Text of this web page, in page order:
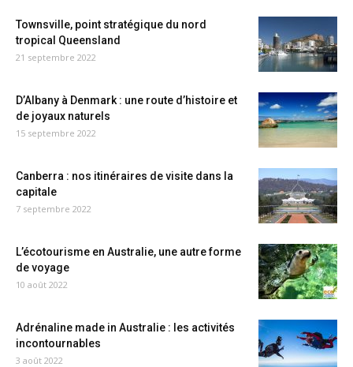
Townsville, point stratégique du nord
tropical Queensland
21 septembre 2022
D’Albany à Denmark : une route d’histoire et
de joyaux naturels
15 septembre 2022
Canberra : nos itinéraires de visite dans la
capitale
7 septembre 2022
L’écotourisme en Australie, une autre forme
de voyage
10 août 2022
Adrénaline made in Australie : les activités
incontournables
3 août 2022